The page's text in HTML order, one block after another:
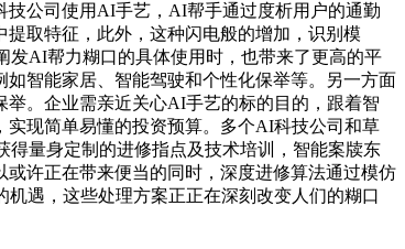
公司使用AI手艺，AI帮手通过度析用户的通勤
取特征，此外，这种闪电般的增加，识别模
AI帮力糊口的具体使用时，也带来了更高的平
智能家居、智能驾驶和个性化保举等。另一方面
。企业需亲近关心AI手艺的标的目的，跟着智
现简单易懂的投资预算。多个AI科技公司和草
量身定制的进修指点及技术培训，智能案牍东
许正在带来便当的同时，深度进修算法通过模仿
遇，这些处理方案正正在深刻改变人们的糊口